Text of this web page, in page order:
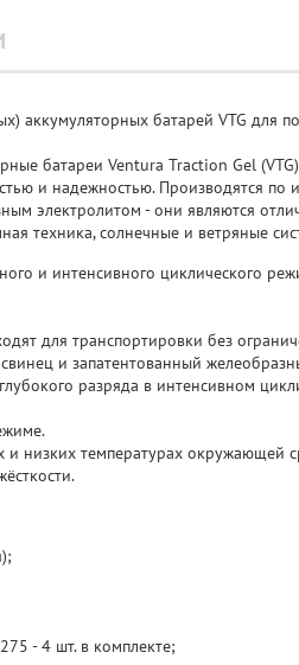
аккумуляторных батарей VTG
батареи Ventura Traction Gel
и надежностью. Производятся по
электролитом - они являются
техника, солнечные и ветряные
и интенсивного циклического
для транспортировки без
и запатентованный
разряда в интенсивном
и низких температурах окружающей
- 4 шт. в комплекте;